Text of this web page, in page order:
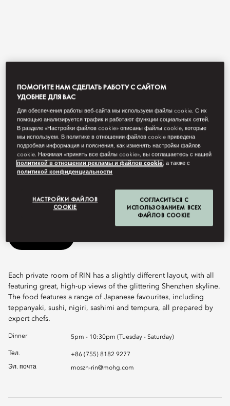
View All
RIN
Each private room of RIN has a slightly different layout, with all
featuring great, high-up views of the glittering Shenzhen skyline.
The food features a range of Japanese favourites, including
teppanyaki, sushi, nigiri, sashimi and tempura, all prepared by
expert chefs.
Dinner 5pm - 10:30pm (Tuesday - Saturday)
Тел.
+86 (755) 8182 9277
Эл. почта
moszn-rin@mohg.com
ПОМОГИТЕ НАМ СДЕЛАТЬ РАБОТУ С САЙТОМ
УДОБНЕЕ ДЛЯ ВАС
Для обеспечения работы веб-сайта мы используем файлы cookie. С их
помощью анализируется трафик и работают функции социальных сетей.
В разделе «Настройки файлов cookie» описаны файлы cookie, которые
мы используем. В политике в отношении файлов cookie приведена
подробная информация и пояснения, как изменять настройки файлов
cookie. Нажимая «принять все файлы cookie», вы соглашаетесь с нашей
политикой в отношении рекламы и файлов cookie, а также с
политикой конфиденциальности
НАСТРОЙКИ ФАЙЛОВ
COOKIE
СОГЛАСИТЬСЯ С
ИСПОЛЬЗОВАНИЕМ ВСЕХ
ФАЙЛОВ COOKIE